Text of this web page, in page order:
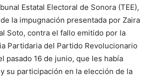
Estatal Electoral de Sonora (TEE),
la impugnación presentada por Zaira
Soto, contra el fallo emitido por la
Partidaria del Partido Revolucionario
pasado 16 de junio, que les había
su participación en la elección de la